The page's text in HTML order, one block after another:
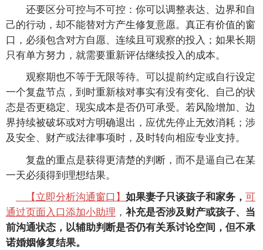
还要区分可控与不可控：你可以调整表达、边界和自
己的行动，却不能替对方产生修复意愿。真正有价值的窗
口，必须包含对方自愿、连续且可观察的投入；如果长期
只有单方努力，就需要重新评估继续投入的成本。
观察期也不等于无限等待。可以提前约定或自行设定
一个复盘节点，到时重新核对事实有没有变化、自己的状
态是否更稳定、现实成本是否仍可承受。若风险增加、边
界持续被破坏或对方明确退出，应优先停止无效消耗；涉
及安全、财产或法律事项时，及时转向相应专业支持。
复盘的重点是获得更清楚的判断，而不是逼自己在某
一天必须得到理想结果。
【立即分析沟通窗口】 如果妻子只谈孩子和家务， 可
通过页面入口添加小助理 ， 补充是否涉及财产或孩子、当
前沟通状态，以辅助判断是否仍有关系讨论空间，但不承
诺婚姻修复结果。